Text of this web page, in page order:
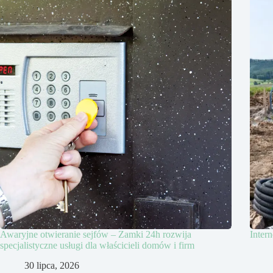
Awaryjne otwieranie sejfów – Zamki 24h rozwija
specjalistyczne usługi dla właścicieli domów i firm
30 lipca, 2026